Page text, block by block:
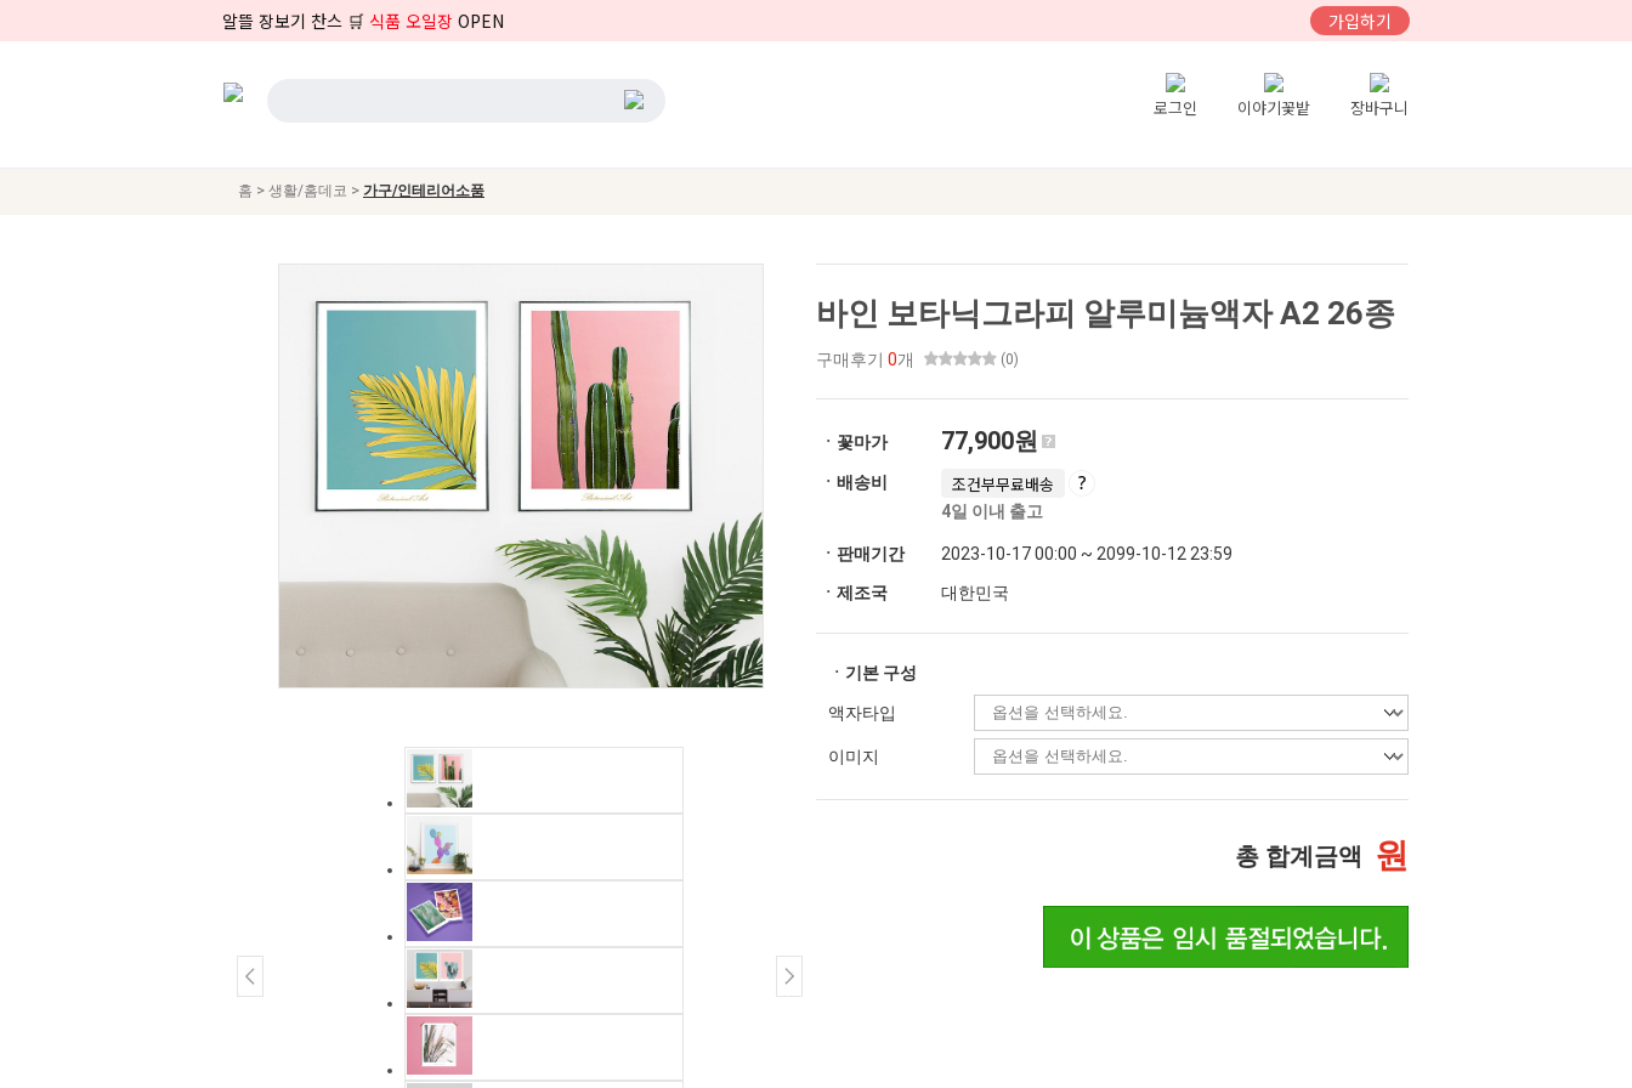
알뜰 장보기 찬스 🛒 식품 오일장 OPEN 가입하기
로그인 이야기꽃밭 장바구니
홈 > 생활/홈데코 > 가구/인테리어소품
바인 보타닉그라피 알루미늄액자 A2 26종
구매후기 0개 (0)
ㆍ꽃마가 77,900원
ㆍ배송비 조건부무료배송
4일 이내 출고
ㆍ판매기간
2023-10-17 00:00 ~ 2099-10-12 23:59
ㆍ제조국
대한민국
ㆍ기본 구성
액자타입
이미지
총 합계금액 원